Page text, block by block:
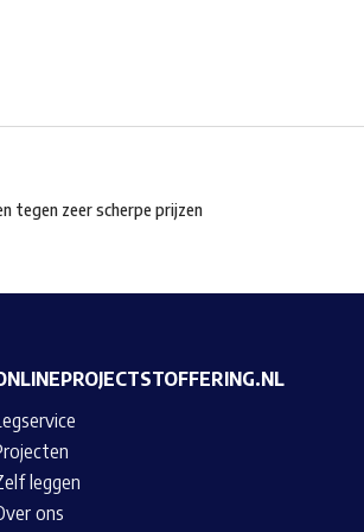
tegen zeer scherpe prijzen
leggen
ons